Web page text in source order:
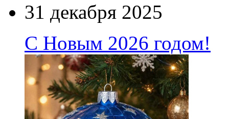
31 декабря 2025
С Новым 2026 годом!